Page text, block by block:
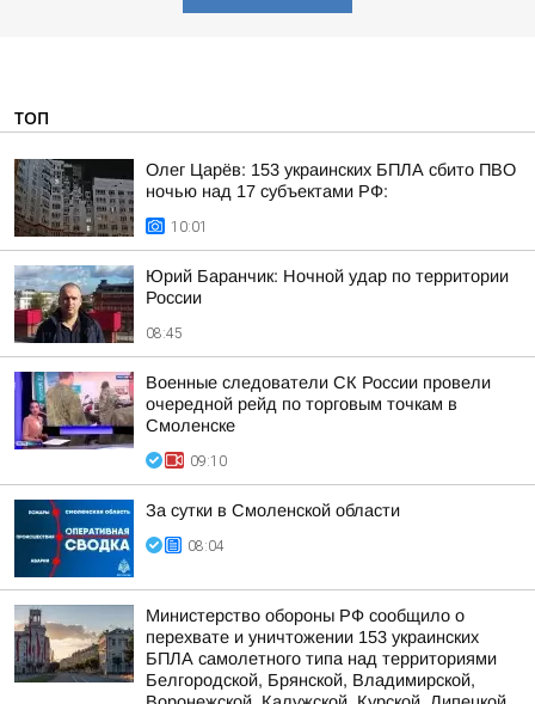
ТОП
Олег Царёв: 153 украинских БПЛА сбито ПВО
ночью над 17 субъектами РФ:
10:01
Юрий Баранчик: Ночной удар по территории
России
08:45
Военные следователи СК России провели
очередной рейд по торговым точкам в
Смоленске
09:10
За сутки в Смоленской области
08:04
Министерство обороны РФ сообщило о
перехвате и уничтожении 153 украинских
БПЛА самолетного типа над территориями
Белгородской, Брянской, Владимирской,